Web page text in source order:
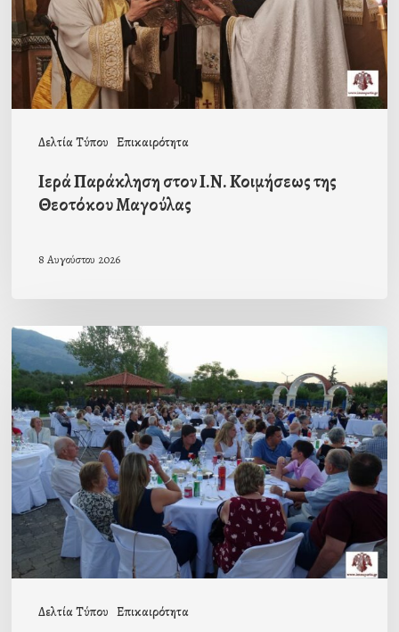
Δελτία Τύπου Επικαιρότητα
της
Θεοτόκου
Μαγούλας
Ιερά Παράκληση στον Ι.Ν. Κοιμήσεως της
Θεοτόκου Μαγούλας
8 Αυγούστου 2026
Δελτία Τύπου Επικαιρότητα
Πρόσκληση
προς
τους
Ομογενείς
μας